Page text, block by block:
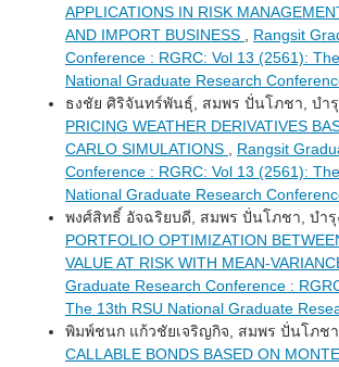
APPLICATIONS IN RISK
AND IMPORT BUSINESS
Rangsit
Conference : RGRC: Vol 13 (2561):
National Graduate Research
ธงชัย ศิริจันทร์พันธุ์, สมพร ปั่นโภชา, บำรุ
PRICING WEATHER DERIVATIVES
CARLO SIMULATIONS
Rangsit
Conference : RGRC: Vol 13 (2561):
National Graduate Research
พงศ์สิทธิ์ อัจฉริยบดี, สมพร ปั่นโภชา, บำรุง
PORTFOLIO OPTIMIZATION
VALUE AT RISK WITH MEAN-
Graduate Research Conference :
The 13th RSU National Graduate
พิมพ์ชนก แก้วชัยเจริญกิจ, สมพร ปั่นโภชา,
CALLABLE BONDS BASED ON